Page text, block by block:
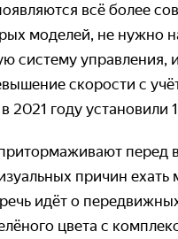
всё более
моделей, не нужно
систему управления,
скорости с
году установили
перед
причин
идёт о
цвета с